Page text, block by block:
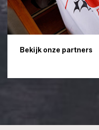
Bekijk onze partners